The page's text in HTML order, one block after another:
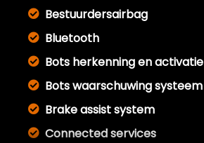
Bestuurdersairbag
Bluetooth
Bots herkenning en activatie
Bots waarschuwing systeem
Brake assist system
Connected services